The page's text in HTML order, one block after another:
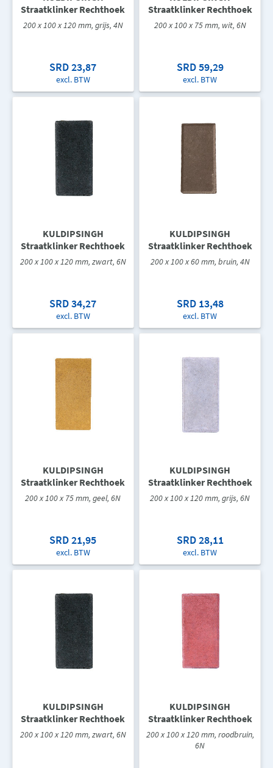
Straatklinker Rechthoek
200 x 100 x 120 mm, grijs, 4N
SRD 23,87
excl. BTW
Straatklinker Rechthoek
200 x 100 x 75 mm, wit, 6N
SRD 59,29
excl. BTW
KULDIPSINGH
Straatklinker Rechthoek
200 x 100 x 120 mm, zwart, 6N
SRD 34,27
excl. BTW
KULDIPSINGH
Straatklinker Rechthoek
200 x 100 x 60 mm, bruin, 4N
SRD 13,48
excl. BTW
KULDIPSINGH
Straatklinker Rechthoek
200 x 100 x 75 mm, geel, 6N
SRD 21,95
excl. BTW
KULDIPSINGH
Straatklinker Rechthoek
200 x 100 x 120 mm, grijs, 6N
SRD 28,11
excl. BTW
KULDIPSINGH
Straatklinker Rechthoek
200 x 100 x 120 mm, zwart, 6N
KULDIPSINGH
Straatklinker Rechthoek
200 x 100 x 120 mm, roodbruin,
6N